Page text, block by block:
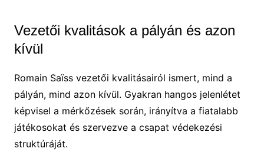
Vezetői kvalitások a pályán és azon
kívül
Romain Saïss vezetői kvalitásairól ismert, mind a
pályán, mind azon kívül. Gyakran hangos jelenlétet
képvisel a mérkőzések során, irányítva a fiatalabb
játékosokat és szervezve a csapat védekezési
struktúráját.